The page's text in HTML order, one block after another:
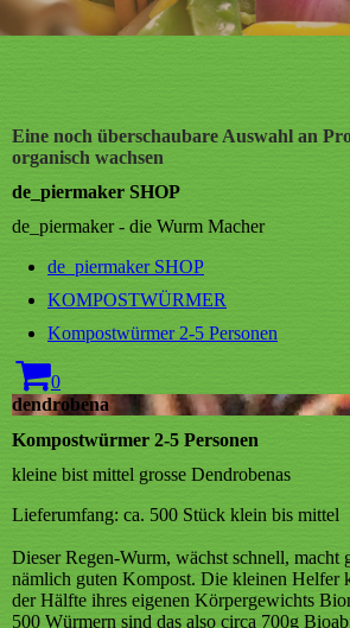
Eine noch überschaubare Auswahl an
organisch wachsen
de_piermaker SHOP
de_piermaker - die Wurm Macher
de_piermaker SHOP
KOMPOSTWÜRMER
Kompostwürmer 2-5 Personen
0
dendrobena
Kompostwürmer 2-5 Personen
kleine bist mittel grosse Dendrobenas
Lieferumfang: ca. 500 Stück klein bis mittel
Dieser Regen-Wurm, wächst schnell, macht
nämlich guten Kompost. Die kleinen Helfer
der Hälfte ihres eigenen Körpergewichts
500 Würmern sind das also circa 700g